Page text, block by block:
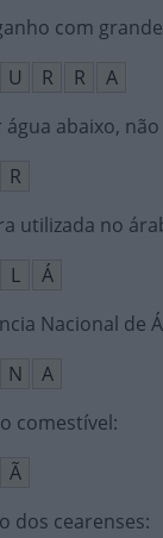
com
U R R
A
água abaixo,
R
utilizada no
L
Á
Nacional de
N
A
comestível:
Ã
dos cearenses: